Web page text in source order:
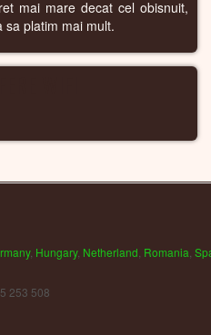
mai mare decat cel obisnuit,
platim mai mult.
, Hungary, Netherland Romania
253 508